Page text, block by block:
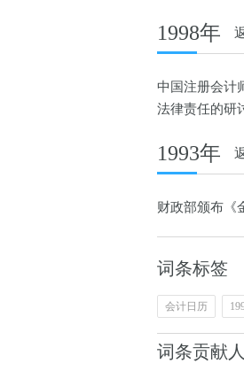
1998年
中国注册会计
法律责任的研
1993年
财政部颁布《
词条标签
会计日历
词条贡献人